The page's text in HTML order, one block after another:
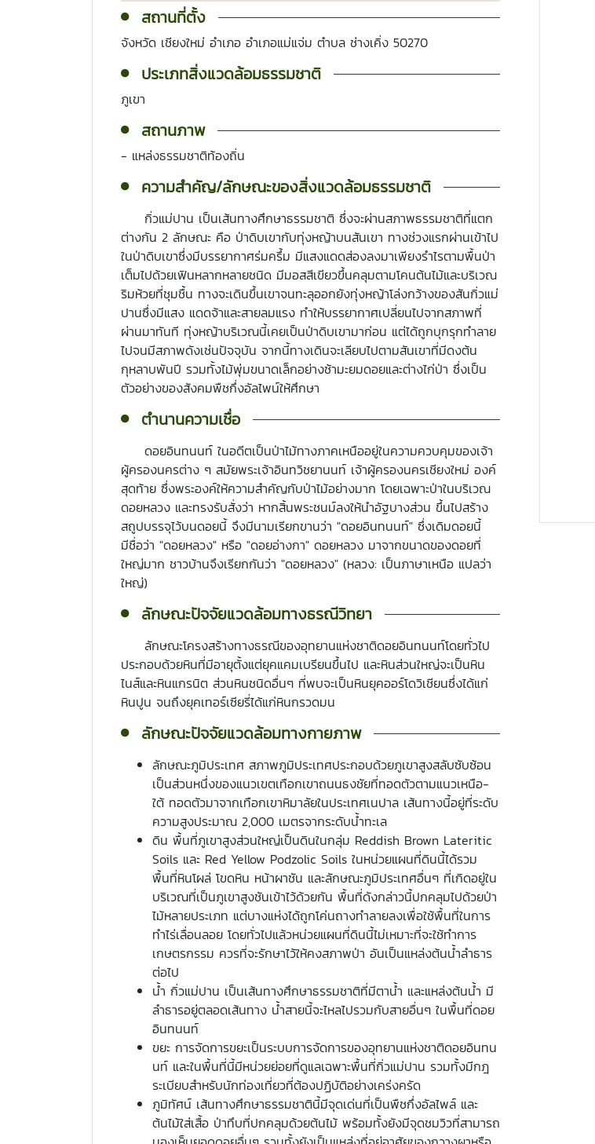
สถานที่ตั้ง
จังหวัด เชียงใหม่ อำเภอ อำเภอแม่แจ่ม ตำบล ช่างเคิ่ง 50270
ประเภทสิ่งแวดล้อมธรรมชาติ
ภูเขา
สถานภาพ
- แหล่งธรรมชาติท้องถิ่น
ความสำคัญ/ลักษณะของสิ่งแวดล้อมธรรมชาติ
กิ่วแม่ปาน เป็นเส้นทางศึกษาธรรมชาติ ซึ่งจะผ่านสภาพธรรมชาติที่แตก
ต่างกัน 2 ลักษณะ คือ ป่าดิบเขากับทุ่งหญ้าบนสันเขา ทางช่วงแรกผ่านเข้าไป
ในป่าดิบเขาซึ่งมีบรรยากาศร่มครึ้ม มีแสงแดดส่องลงมาเพียงรำไรตามพื้นป่า
เต็มไปด้วยเฟินหลากหลายชนิด มีมอสสีเขียวขึ้นคลุมตามโคนต้นไม้และบริเวณ
ริมห้วยที่ชุมชื้น ทางจะเดินขึ้นเขาจนทะลุออกยังทุ่งหญ้าโล่งกว้างของสันกิ่วแม่
ปานซึ่งมีแสง แดดจ้าและสายลมแรง ทำให้บรรยากาศเปลี่ยนไปจากสภาพที่
ผ่านมาทันที ทุ่งหญ้าบริเวณนี้เคยเป็นป่าดิบเขามาก่อน แต่ได้ถูกบุกรุกทำลาย
ไปจนมีสภาพดังเช่นปัจจุบัน จากนี้ทางเดินจะเลียบไปตามสันเขาที่มีดงต้น
กุหลาบพันปี รวมทั้งไม้พุ่มขนาดเล็กอย่างช้ามะยมดอยและต่างไก่ป่า ซึ่งเป็น
ตัวอย่างของสังคมพืชกึ่งอัลไพน์ให้ศึกษา
ตำนานความเชื่อ
ดอยอินทนนท์ ในอดีตเป็นป่าไม้ทางภาคเหนืออยู่ในความควบคุมของเจ้า
ผู้ครองนครต่าง ๆ สมัยพระเจ้าอินทวิชยานนท์ เจ้าผู้ครองนครเชียงใหม่ องค์
สุดท้าย ซึ่งพระองค์ให้ความสำคัญกับป่าไม้อย่างมาก โดยเฉพาะป่าในบริเวณ
ดอยหลวง และทรงรับสั่งว่า หากสิ้นพระชนม์ลงให้นำอัฐบางส่วน ขึ้นไปสร้าง
สถูปบรรจุไว้บนดอยนี้ จึงมีนามเรียกขานว่า "ดอยอินทนนท์" ซึ่งเดิมดอยนี้
มีชื่อว่า "ดอยหลวง" หรือ "ดอยอ่างกา" ดอยหลวง มาจากขนาดของดอยที่
ใหญ่มาก ชาวบ้านจึงเรียกกันว่า "ดอยหลวง" (หลวง: เป็นภาษาเหนือ แปลว่า
ใหญ่)
ลักษณะปัจจัยแวดล้อมทางธรณีวิทยา
ลักษณะโครงสร้างทางธรณีของอุทยานแห่งชาติดอยอินทนนท์โดยทั่วไป
ประกอบด้วยหินที่มีอายุตั้งแต่ยุคแคมเบรียนขึ้นไป และหินส่วนใหญ่จะเป็นหิน
ไนส์และหินแกรนิต ส่วนหินชนิดอื่นๆ ที่พบจะเป็นหินยุคออร์โดวิเชียนซึ่งได้แก่
หินปูน จนถึงยุคเทอร์เซียรี่ได้แก่หินกรวดมน
ลักษณะปัจจัยแวดล้อมทางกายภาพ
ลักษณะภูมิประเทศ สภาพภูมิประเทศประกอบด้วยภูเขาสูงสลับซับซ้อน
เป็นส่วนหนึ่งของแนวเขตเทือกเขาถนนธงชัยที่ทอดตัวตามแนวเหนือ-
ใต้ ทอดตัวมาจากเทือกเขาหิมาลัยในประเทศเนปาล เส้นทางนี้อยู่ที่ระดับ
ความสูงประมาณ 2,000 เมตรจากระดับน้ำทะเล
ดิน พื้นที่ภูเขาสูงส่วนใหญ่เป็นดินในกลุ่ม Reddish Brown Lateritic
Soils และ Red Yellow Podzolic Soils ในหน่วยแผนที่ดินนี้ได้รวม
พื้นที่หินโผล่ โขดหิน หน้าผาชัน และลักษณะภูมิประเทศอื่นๆ ที่เกิดอยู่ใน
บริเวณที่เป็นภูเขาสูงชันเข้าไว้ด้วยกัน พื้นที่ดังกล่าวนี้ปกคลุมไปด้วยป่า
ไม้หลายประเภท แต่บางแห่งได้ถูกโค่นถางทำลายลงเพื่อใช้พื้นที่ในการ
ทำไร่เลื่อนลอย โดยทั่วไปแล้วหน่วยแผนที่ดินนี้ไม่เหมาะที่จะใช้ทำการ
เกษตรกรรม ควรที่จะรักษาไว้ให้คงสภาพป่า อันเป็นแหล่งต้นน้ำลำธาร
ต่อไป
น้ำ กิ่วแม่ปาน เป็นเส้นทางศึกษาธรรมชาติที่มีตาน้ำ และแหล่งต้นน้ำ มี
ลำธารอยู่ตลอดเส้นทาง น้ำสายนี้จะไหลไปรวมกับสายอื่นๆ ในพื้นที่ดอย
อินทนนท์
ขยะ การจัดการขยะเป็นระบบการจัดการของอุทยานแห่งชาติดอยอินทน
นท์ และในพื้นที่นี้มีหน่วยย่อยที่ดูแลเฉพาะพื้นที่กิ่วแม่ปาน รวมทั้งมีกฎ
ระเบียบสำหรับนักท่องเที่ยวที่ต้องปฏิบัติอย่างเคร่งครัด
ภูมิทัศน์ เส้นทางศึกษาธรรมชาตินี้มีจุดเด่นที่เป็นพืชกึ่งอัลไพล์ และ
ต้นไม้ใส่เสื้อ ป่าทึบที่ปกคลุมด้วยต้นไม้ พร้อมทั้งยังมีจุดชมวิวที่สามารถ